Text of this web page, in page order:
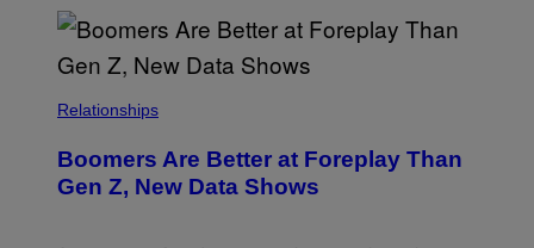
Relationships
Boomers Are Better at Foreplay Than
Gen Z, New Data Shows